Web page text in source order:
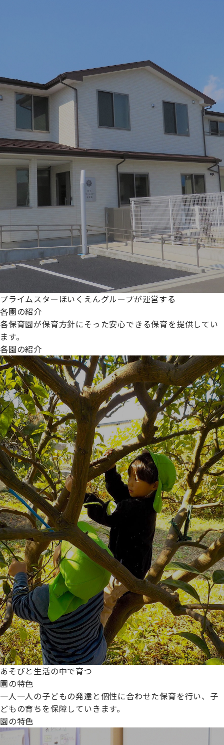
プライムスターほいくえんグループが運営する
各園の紹介
各保育園が保育方針にそった安心できる保育を提供してい
ます。
各園の紹介
あそびと生活の中で育つ
園の特色
一人一人の子どもの発達と個性に合わせた保育を行い、子
どもの育ちを保障していきます。
園の特色